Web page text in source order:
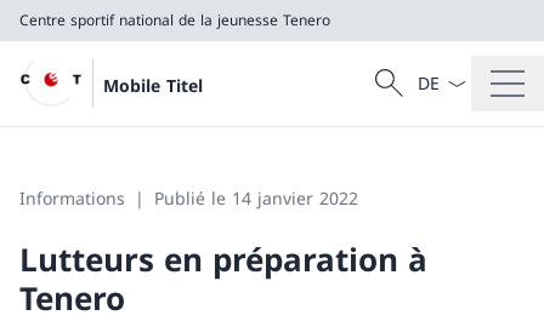
Centre sportif national de la jeunesse Tenero
Mobile Titel
Recherche
Recherche
La langue
Informations Publié le 14 janvier 2022
Lutteurs en préparation à
Tenero